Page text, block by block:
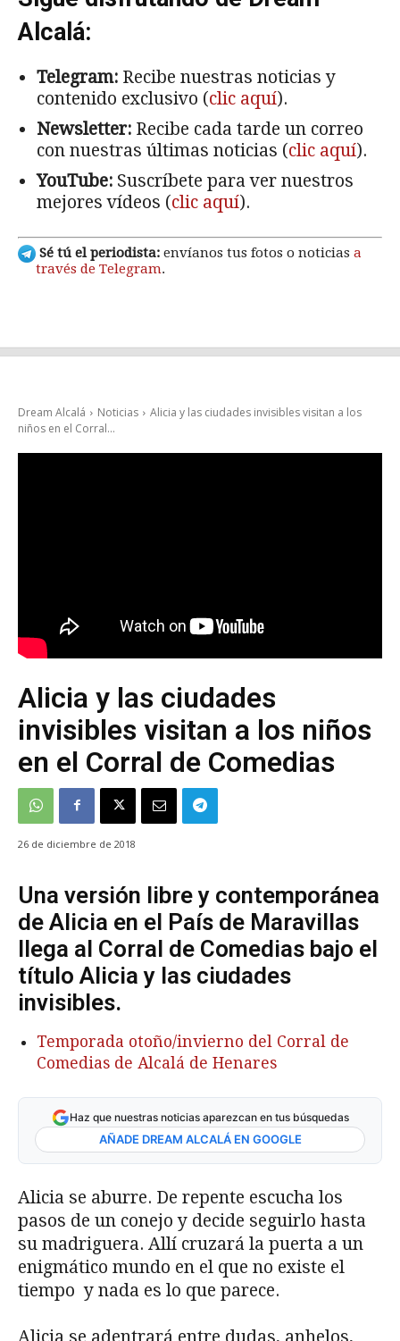
Alcalá:
Telegram: Recibe nuestras noticias y
contenido exclusivo (clic aquí).
Newsletter: Recibe cada tarde un correo
con nuestras últimas noticias (clic aquí).
YouTube: Suscríbete para ver nuestros
mejores vídeos (clic aquí).
Sé tú el periodista: envíanos tus fotos o noticias a
través de Telegram.